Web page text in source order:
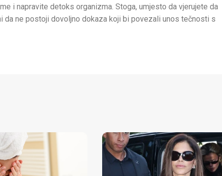
i napravite detoks organizma. Stoga, umjesto da vjerujete da
ne postoji dovoljno dokaza koji bi povezali unos tečnosti s